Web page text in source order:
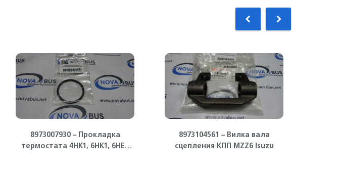
8973007930 – Прокладка
термостата 4HK1, 6HK1, 6HE1
8973104561 – Вилка вала
сцепления КПП MZZ6 Isuzu